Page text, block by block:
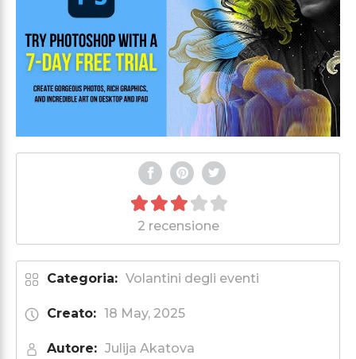
2 recensione
Categoria: Volantini degli eventi
Creato: 18 May, 2025
Autore: Julija Akatova